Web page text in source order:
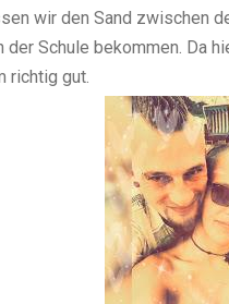
wir den Sand zwischen
der Schule bekommen. Da
richtig gut.